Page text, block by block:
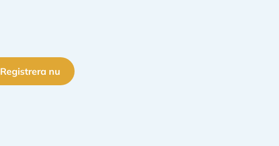
Registrera nu